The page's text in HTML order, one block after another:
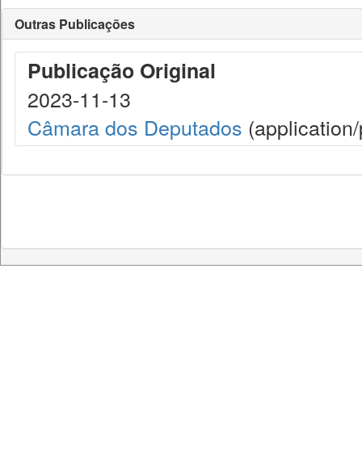
Outras Publicações
Publicação Original
2023-11-13
Câmara dos Deputados